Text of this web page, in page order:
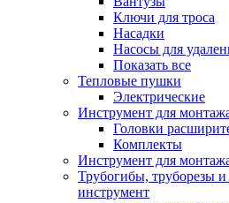
Ключи для троса
Насадки
Насосы для
Показать все
Тепловые пушки
Электрические
Инструмент для
Головки
Комплекты
Инструмент для
Трубогибы, труборезы и
инструмент